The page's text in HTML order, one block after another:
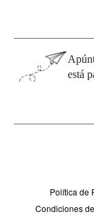
está
Política de
Condiciones